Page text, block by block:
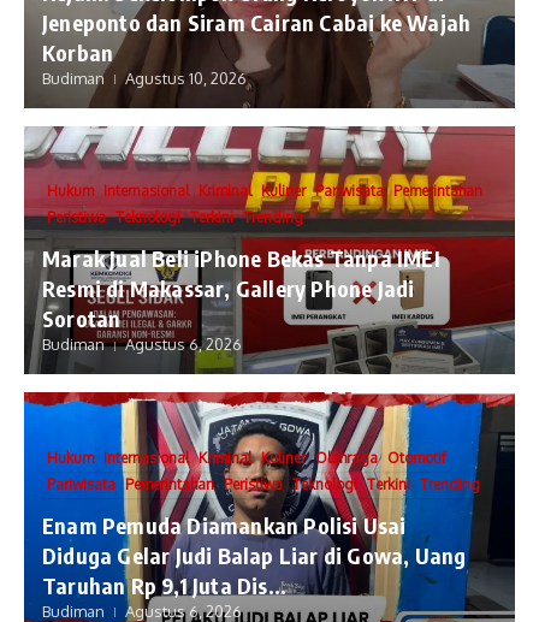
Jeneponto dan Siram Cairan Cabai ke Wajah
Korban
Budiman Agustus 10, 2026
Hukum Internasional Kriminal Kuliner Pariwisata Pemerintahan
Peristiwa Teknologi Terkini Trending
​Marak Jual Beli iPhone Bekas Tanpa IMEI
Resmi di Makassar, Gallery Phone Jadi
Sorotan
Budiman Agustus 6, 2026
Hukum Internasional Kriminal Kuliner Olahraga Otomotif
Pariwisata Pemerintahan Peristiwa Teknologi Terkini Trending
Enam Pemuda Diamankan Polisi Usai
Diduga Gelar Judi Balap Liar di Gowa, Uang
Taruhan Rp 9,1 Juta Dis...
Budiman Agustus 6, 2026